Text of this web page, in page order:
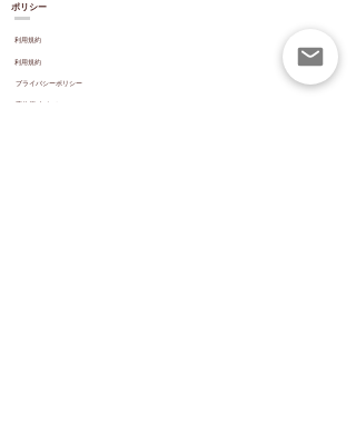
ポリシー
利用規約
利用規約
プライバシーポリシー
著作権 知らせ